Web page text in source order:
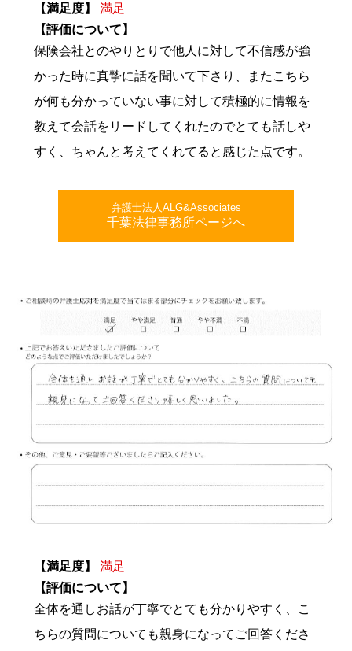
【満足度】
満足
【評価について】
保険会社とのやりとりで他人に対して不信感が強
かった時に真摯に話を聞いて下さり、またこちら
が何も分かっていない事に対して積極的に情報を
教えて会話をリードしてくれたのでとても話しや
すく、ちゃんと考えてくれてると感じた点です。
弁護士法人ALG&Associates
千葉法律事務所ページへ
【満足度】
満足
【評価について】
全体を通しお話が丁寧でとても分かりやすく、こ
ちらの質問についても親身になってご回答くださ